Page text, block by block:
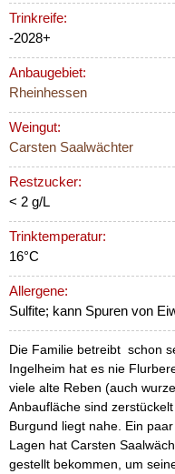
Trinkreife:
-2028+
Anbaugebiet:
Rheinhessen
Weingut:
Carsten Saalwächter
Restzucker:
< 2 g/L
Trinktemperatur:
16°C
Allergene:
Sulfite; kann Spuren von
Die Familie betreibt schon
Ingelheim hat es nie
viele alte Reben (auch
Anbaufläche sind
Burgund liegt nahe. Ein
Lagen hat Carsten
gestellt bekommen, um